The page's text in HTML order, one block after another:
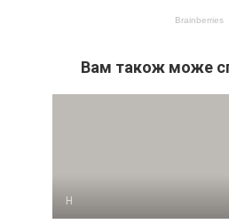
Вам також може
Н